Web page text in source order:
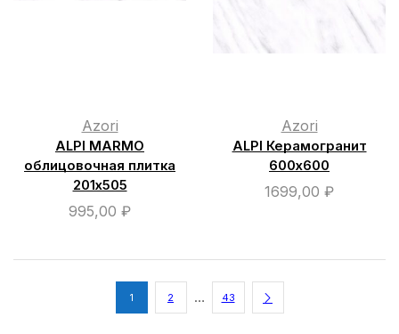
Azori
ALPI MARMO
облицовочная плитка
201х505
995,00 ₽
Azori
ALPI Керамогранит
600х600
1699,00 ₽
1 2 … 43